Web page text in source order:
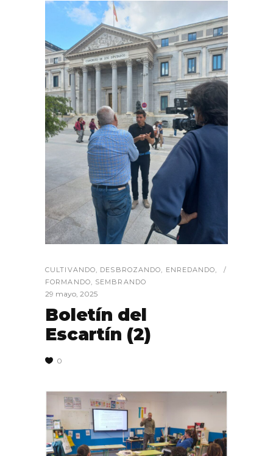
CULTIVANDO, DESBROZANDO, ENREDANDO,
FORMANDO, SEMBRANDO
29 mayo, 2025
Boletín del
Escartín (2)
0